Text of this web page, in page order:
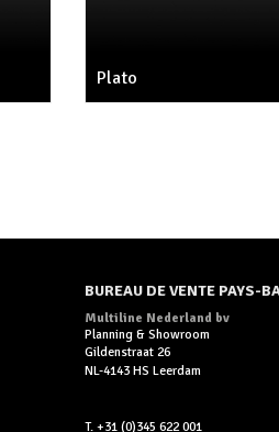
Plato
BUREAU DE VENTE PAYS-
Multiline Nederland bv
Planning & Showroom
Gildenstraat 26
NL-4143 HS Leerdam
T. +31 (0)345 622 001